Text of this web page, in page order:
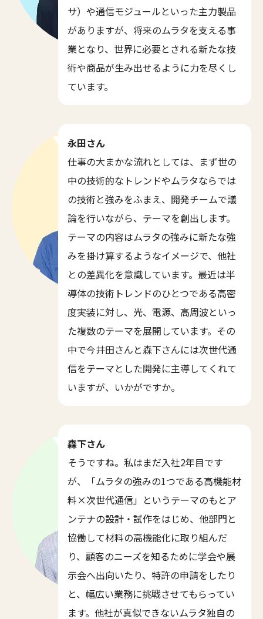
サ）や通信モジュールといった主力製品
がありますが、将来のムラタを支える事
業となり、世界に必要とされる新たな技
術や商品が生み出せるように力を尽くし
ています。
永田さん
仕事の大まかな流れとしては、まず世の
中の技術的なトレンドやムラタならでは
の技術と強みをふまえ、開発チームで議
論を行いながら、テーマを創出します。
テーマの内容はムラタの強みに新たな強
みを掛け算するようなイメージで、他社
との差異化を意識しています。最近は半
導体の技術トレンドのひとつである高密
度実装に対し、光、電源、高周波といっ
た複数のテーマを展開しています。その
中で今井田さんと森下さんには次世代通
信をテーマとした開発に主導してくれて
いますが、いかがですか。
森下さん
そうですね。私はまだ入社2年目です
が、「ムラタの強みの1つである高機能材
料×次世代通信」というテーマのもとア
ンテナの設計・試作をはじめ、他部門と
協働して材料の高機能化に取り組んだ
り、顧客のニーズを知るために学会や展
示会へ出向いたり、特許の申請をしたり
と、幅広い業務に挑戦させてもらってい
ます。他社が真似できないムラタ独自の